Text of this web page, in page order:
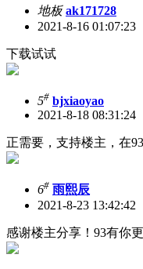
地板 ak171728
2021-8-16 01:07:23
下载试试
5# bjxiaoyao
2021-8-18 08:31:24
正需要，支持楼主，在
6# 雨熙辰
2021-8-23 13:42:42
感谢楼主分享！93有你更